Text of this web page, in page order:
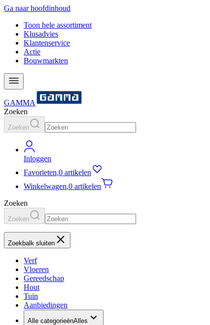
Ga naar hoofdinhoud
Toon hele assortiment
Klusadvies
Klantenservice
Actie
Bouwmarkten
GAMMA
Zoeken
Zoeken
Inloggen
Favorieten,0 artikelen
Winkelwagen,0 artikelen
Zoeken
Zoeken
Zoekbalk sluiten
Verf
Vloeren
Gereedschap
Hout
Tuin
Aanbiedingen
Alle categorieënAlles